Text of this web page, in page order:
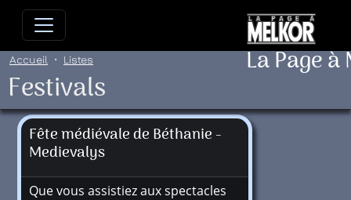
Allez directement au contenu
La Page
Accueil Listes
Festivals
Fête médiévale de Béthanie -
Medievalys
Que vous assistiez aux spectacles